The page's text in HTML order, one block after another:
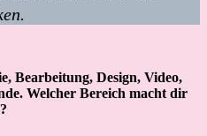
Bearbeitung, Design, Video,
Welcher Bereich macht dir